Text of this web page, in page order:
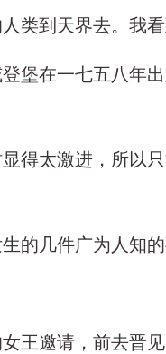
类到天界去。我
堡在一七五八年
得太激进，所以
的几件广为人知
王邀请，前去晋